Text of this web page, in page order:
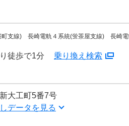
町支線) 長崎電軌４系統(蛍茶屋支線) 長崎電
徒歩で1分 乗り換え検索
大工町5番7号
データを見る